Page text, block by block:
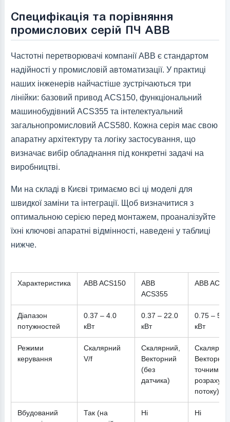
Специфікація та порівняння
промислових серій ПЧ ABB
Частотні перетворювачі компанії ABB є стандартом
надійності у промисловій автоматизації. У практиці
наших інженерів найчастіше зустрічаються три
лінійки: базовий привод ACS150, функціональний
машинобудівний ACS355 та інтелектуальний
загальнопромисловий ACS580. Кожна серія має свою
апаратну архітектуру та логіку застосування, що
визначає вибір обладнання під конкретні задачі на
виробництві.
Ми на складі в Києві тримаємо всі ці моделі для
швидкої заміни та інтеграції. Щоб визначитися з
оптимальною серією перед монтажем, проаналізуйте
їхні ключові апаратні відмінності, наведені у таблиці
нижче.
Характеристика ABB ACS150
ABB
ACS355
ABB
Діапазон
потужностей
0.37 – 4.0
кВт
0.37 – 22.0
кВт
0.75 –
кВт
Режими
керування
Скалярний
V/f
Скалярний,
Векторний
(без
датчика)
точним
потоку)
Вбудований
Так (на
Ні Ні